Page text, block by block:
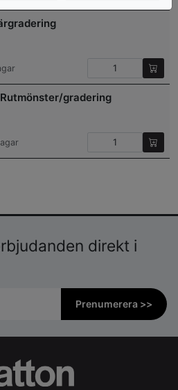
gradering
direkt i
Prenumerera >>